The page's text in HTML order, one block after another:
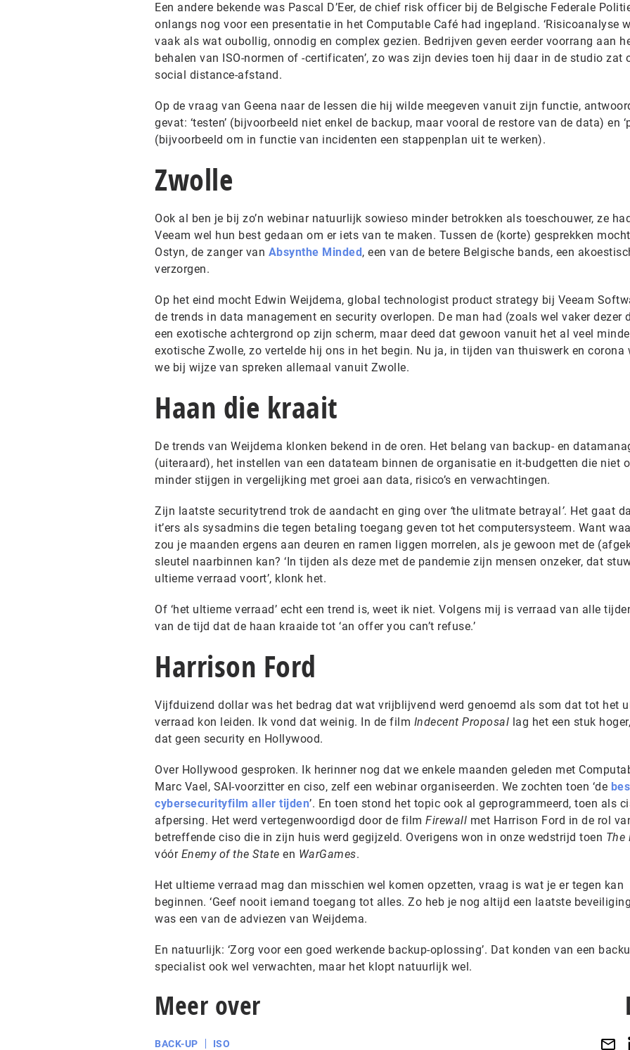
Een andere bekende was Pascal D’Eer, de chief risk officer bij de Belgische Federale
onlangs nog voor een presentatie in het Computable Café had ingepland. ‘Risicoanalyse
vaak als wat oubollig, onnodig en complex gezien. Bedrijven geven eerder voorrang aan
behalen van ISO-normen of -certificaten’, zo was zijn devies toen hij daar in de studio zat
social distance-afstand.
Op de vraag van Geena naar de lessen die hij wilde meegeven vanuit zijn functie,
gevat: ‘testen’ (bijvoorbeeld niet enkel de backup, maar vooral de restore van de data) en
(bijvoorbeeld om in functie van incidenten een stappenplan uit te werken).
Zwolle
Ook al ben je bij zo’n webinar natuurlijk sowieso minder betrokken als toeschouwer, ze
Veeam wel hun best gedaan om er iets van te maken. Tussen de (korte) gesprekken
Ostyn, de zanger van Absynthe Minded, een van de betere Belgische bands, een
verzorgen.
Op het eind mocht Edwin Weijdema, global technologist product strategy bij Veeam
de trends in data management en security overlopen. De man had (zoals wel vaker dezer
een exotische achtergrond op zijn scherm, maar deed dat gewoon vanuit het al veel
exotische Zwolle, zo vertelde hij ons in het begin. Nu ja, in tijden van thuiswerk en corona
we bij wijze van spreken allemaal vanuit Zwolle.
Haan die kraait
De trends van Weijdema klonken bekend in de oren. Het belang van backup- en
(uiteraard), het instellen van een datateam binnen de organisatie en it-budgetten die niet
minder stijgen in vergelijking met groei aan data, risico’s en verwachtingen.
Zijn laatste securitytrend trok de aandacht en ging over ‘the ulitmate betrayal’. Het gaat
it’ers als sysadmins die tegen betaling toegang geven tot het computersysteem. Want
zou je maanden ergens aan deuren en ramen liggen morrelen, als je gewoon met de
sleutel naarbinnen kan? ‘In tijden als deze met de pandemie zijn mensen onzeker, dat
ultieme verraad voort’, klonk het.
Of ‘het ultieme verraad’ echt een trend is, weet ik niet. Volgens mij is verraad van alle
van de tijd dat de haan kraaide tot ‘an offer you can’t refuse.’
Harrison Ford
Vijfduizend dollar was het bedrag dat wat vrijblijvend werd genoemd als som dat tot het
verraad kon leiden. Ik vond dat weinig. In de film Indecent Proposal lag het een stuk
dat geen security en Hollywood.
Over Hollywood gesproken. Ik herinner nog dat we enkele maanden geleden met
Marc Vael, SAI-voorzitter en ciso, zelf een webinar organiseerden. We zochten toen ‘de
cybersecurityfilm aller tijden’. En toen stond het topic ook al geprogrammeerd, toen als
afpersing. Het werd vertegenwoordigd door de film Firewall met Harrison Ford in de rol
betreffende ciso die in zijn huis werd gegijzeld. Overigens won in onze wedstrijd toen The
vóór Enemy of the State en WarGames.
Het ultieme verraad mag dan misschien wel komen opzetten, vraag is wat je er tegen kan
beginnen. ‘Geef nooit iemand toegang tot alles. Zo heb je nog altijd een laatste
was een van de adviezen van Weijdema.
En natuurlijk: ‘Zorg voor een goed werkende backup-oplossing’. Dat konden van een
specialist ook wel verwachten, maar het klopt natuurlijk wel.
Meer over
BACK-UP ISO